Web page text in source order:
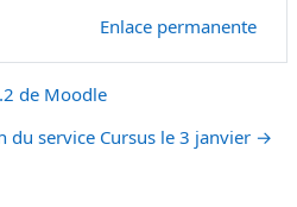
Enlace permanente
de Moodle
du service Cursus le 3 janvier →